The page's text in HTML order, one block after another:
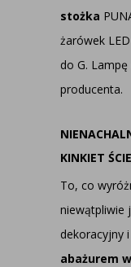
stożka
żarówek
do G.
producenta.
KINKIET
To, co
niewątpliwie
dekoracyjny
abażurem